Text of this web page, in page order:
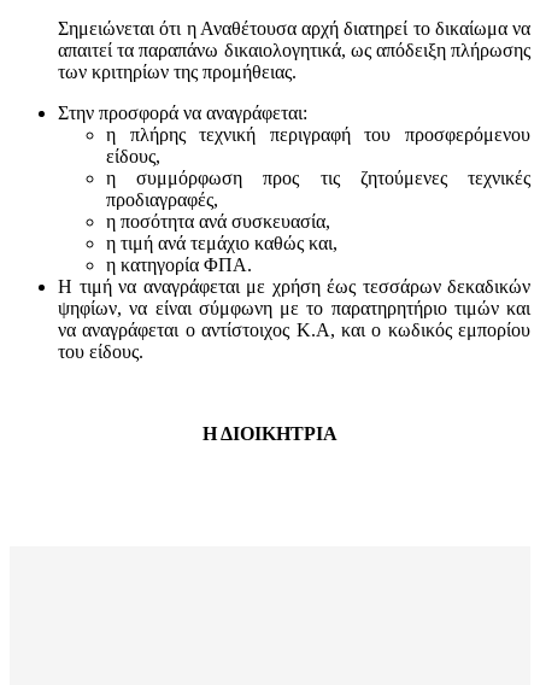
Σημειώνεται ότι η Αναθέτουσα αρχή διατηρεί το δικαίωμα να
απαιτεί τα παραπάνω δικαιολογητικά, ως απόδειξη πλήρωσης
των κριτηρίων της προμήθειας.
Στην προσφορά να αναγράφεται:
η πλήρης τεχνική περιγραφή του προσφερόμενου
είδους,
η συμμόρφωση προς τις ζητούμενες τεχνικές
προδιαγραφές,
η ποσότητα ανά συσκευασία,
η τιμή ανά τεμάχιο καθώς και,
η κατηγορία ΦΠΑ.
Η τιμή να αναγράφεται με χρήση έως τεσσάρων δεκαδικών
ψηφίων, να είναι σύμφωνη με το παρατηρητήριο τιμών και
να αναγράφεται ο αντίστοιχος Κ.Α, και ο κωδικός εμπορίου
του είδους.
Η ΔΙΟΙΚΗΤΡΙΑ